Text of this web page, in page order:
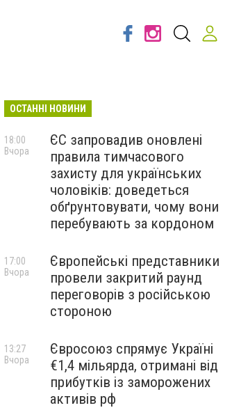
ОСТАННІ НОВИНИ
ЄС запровадив оновлені
правила тимчасового
захисту для українських
чоловіків: доведеться
обґрунтовувати, чому вони
перебувають за кордоном
18:00
Вчора
Європейські представники
провели закритий раунд
переговорів з російською
стороною
17:00
Вчора
Євросоюз спрямує Україні
€1,4 мільярда, отримані від
прибутків із заморожених
активів рф
13:27
Вчора